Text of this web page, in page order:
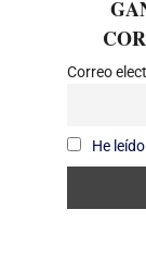
Correo
He